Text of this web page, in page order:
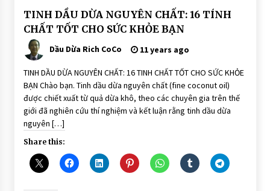
SẢN PHẨM SON MÔI MÀU THIÊN NHIÊN – THE
RICH SKIN
7 years ago
SẢN PHẨM THIÊN NHIÊN ĐƯỢC TIN DÙNG
7 years ago
BÀI
VIẾT
DẨU
DỪA
DÙNG
ĂN
UỐNG
TRỊ
BỆNH
TINH DẦU DỪA NGUYÊN CHẤT: 16 TÍNH
CHẤT TỐT CHO SỨC KHỎE BẠN
Dầu Dừa Rich CoCo 11 years ago
TINH DẦU DỪA NGUYÊN CHẤT: 16 TINH CHẤT TỐT CHO SỨC KHỎE
BẠN Chào bạn. Tinh dầu dừa nguyên chất (fine coconut oil)
được chiết xuất từ quả dừa khô, theo các chuyên gia trên thế
giới đã nghiên cứu thí nghiệm và kết luận rằng tinh dầu dừa
nguyên […]
Share this: